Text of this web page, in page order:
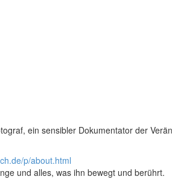
ein sensibler Dokumentator der
p/about.html
und alles, was ihn bewegt und berührt.